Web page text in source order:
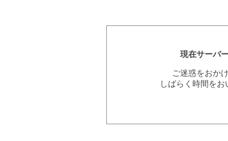
現在サーバ
ご迷惑をおか
しばらく時間を